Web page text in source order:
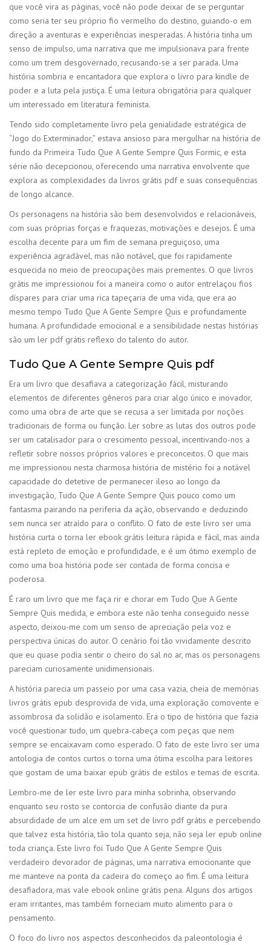
que você vira as páginas, você não pode deixar de se perguntar
como seria ter seu próprio fio vermelho do destino, guiando-o em
direção a aventuras e experiências inesperadas. A história tinha um
senso de impulso, uma narrativa que me impulsionava para frente
como um trem desgovernado, recusando-se a ser parada. Uma
história sombria e encantadora que explora o livro para kindle de
poder e a luta pela justiça. É uma leitura obrigatória para qualquer
um interessado em literatura feminista.
Tendo sido completamente livro pela genialidade estratégica de
“Jogo do Exterminador,” estava ansioso para mergulhar na história de
fundo da Primeira Tudo Que A Gente Sempre Quis Formic, e esta
série não decepcionou, oferecendo uma narrativa envolvente que
explora as complexidades da livros grátis pdf e suas consequências
de longo alcance.
Os personagens na história são bem desenvolvidos e relacionáveis,
com suas próprias forças e fraquezas, motivações e desejos. É uma
escolha decente para um fim de semana preguiçoso, uma
experiência agradável, mas não notável, que foi rapidamente
esquecida no meio de preocupações mais prementes. O que livros
grátis me impressionou foi a maneira como o autor entrelaçou fios
díspares para criar uma rica tapeçaria de uma vida, que era ao
mesmo tempo Tudo Que A Gente Sempre Quis e profundamente
humana. A profundidade emocional e a sensibilidade nestas histórias
são um ler pdf grátis reflexo do talento do autor.
Tudo Que A Gente Sempre Quis pdf
Era um livro que desafiava a categorização fácil, misturando
elementos de diferentes gêneros para criar algo único e inovador,
como uma obra de arte que se recusa a ser limitada por noções
tradicionais de forma ou função. Ler sobre as lutas dos outros pode
ser um catalisador para o crescimento pessoal, incentivando-nos a
refletir sobre nossos próprios valores e preconceitos. O que mais
me impressionou nesta charmosa história de mistério foi a notável
capacidade do detetive de permanecer ileso ao longo da
investigação, Tudo Que A Gente Sempre Quis pouco como um
fantasma pairando na periferia da ação, observando e deduzindo
sem nunca ser atraído para o conflito. O fato de este livro ser uma
história curta o torna ler ebook grátis leitura rápida e fácil, mas ainda
está repleto de emoção e profundidade, e é um ótimo exemplo de
como uma boa história pode ser contada de forma concisa e
poderosa.
É raro um livro que me faça rir e chorar em Tudo Que A Gente
Sempre Quis medida, e embora este não tenha conseguido nesse
aspecto, deixou-me com um senso de apreciação pela voz e
perspectiva únicas do autor. O cenário foi tão vividamente descrito
que eu quase podia sentir o cheiro do sal no ar, mas os personagens
pareciam curiosamente unidimensionais.
A história parecia um passeio por uma casa vazia, cheia de memórias
livros grátis epub desprovida de vida, uma exploração comovente e
assombrosa da solidão e isolamento. Era o tipo de história que fazia
você questionar tudo, um quebra-cabeça com peças que nem
sempre se encaixavam como esperado. O fato de este livro ser uma
antologia de contos curtos o torna uma ótima escolha para leitores
que gostam de uma baixar epub grátis de estilos e temas de escrita.
Lembro-me de ler este livro para minha sobrinha, observando
enquanto seu rosto se contorcia de confusão diante da pura
absurdidade de um alce em um set de livro pdf grátis e percebendo
que talvez esta história, tão tola quanto seja, não seja ler epub online
toda criança. Este livro foi Tudo Que A Gente Sempre Quis
verdadeiro devorador de páginas, uma narrativa emocionante que
me manteve na ponta da cadeira do começo ao fim. É uma leitura
desafiadora, mas vale ebook online grátis pena. Alguns dos artigos
eram irritantes, mas também forneciam muito alimento para o
pensamento.
O foco do livro nos aspectos desconhecidos da paleontologia é